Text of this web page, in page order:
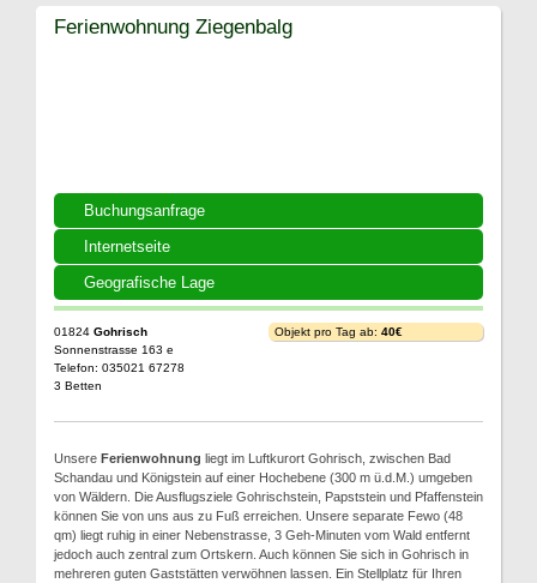
Buchungsanfrage
Internetseite
Geografische Lage
Ferienwohnung Ziegenbalg
01824 Gohrisch
Sonnenstrasse 163 e
Telefon: 035021 67278
3 Betten
Objekt pro Tag ab: 40€
Unsere Ferienwohnung liegt im Luftkurort Gohrisch, zwischen Bad
Schandau und Königstein auf einer Hochebene (300 m ü.d.M.) umgeben
von Wäldern. Die Ausflugsziele Gohrischstein, Papststein und Pfaffenstein
können Sie von uns aus zu Fuß erreichen. Unsere separate Fewo (48
qm) liegt ruhig in einer Nebenstrasse, 3 Geh-Minuten vom Wald entfernt
jedoch auch zentral zum Ortskern. Auch können Sie sich in Gohrisch in
mehreren guten Gaststätten verwöhnen lassen. Ein Stellplatz für Ihren